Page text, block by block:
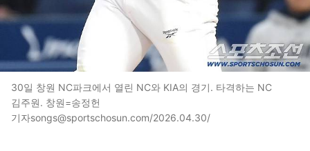
30일 창원 NC파크에서 열린 NC와 KIA의 경기. 타격하는 NC
김주원. 창원=송정헌
기자songs@sportschosun.com/2026.04.30/